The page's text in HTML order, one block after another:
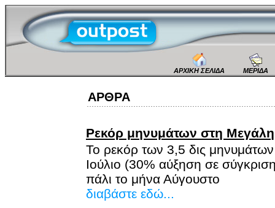
ΑΡΧΙΚΗ ΣΕΛΙΔΑ ΜΕΡΙΔΑ
ΑΡΘΡΑ
Ρεκόρ μηνυμάτων στη Μεγάλη
Το ρεκόρ των 3,5 δις
Ιούλιο (30% αύξηση σε
πάλι το μήνα Αύγουστο
διαβάστε εδώ...